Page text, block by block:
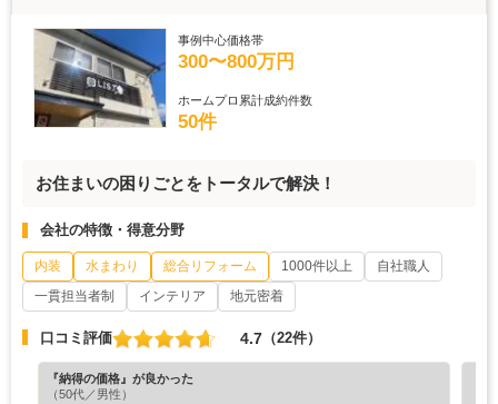
事例中心価格帯
300〜800万円
ホームプロ累計成約件数
50件
お住まいの困りごとをトータルで解決！
会社の特徴・得意分野
内装 水まわり 総合リフォーム 1000件以上
自社職人
一貫担当者制
インテリア 地元密着
口コミ評価 4.7 （22件）
『納得の価格』が良かった
（50代／男性）